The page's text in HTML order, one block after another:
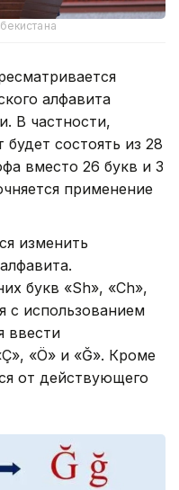
алфавита
В частности,
будет состоять из 28
вместо 26 букв и 3
применение
изменить
букв «Sh», «Ch»,
с использованием
ввести
«Ö» и «Ğ». Кроме
от действующего